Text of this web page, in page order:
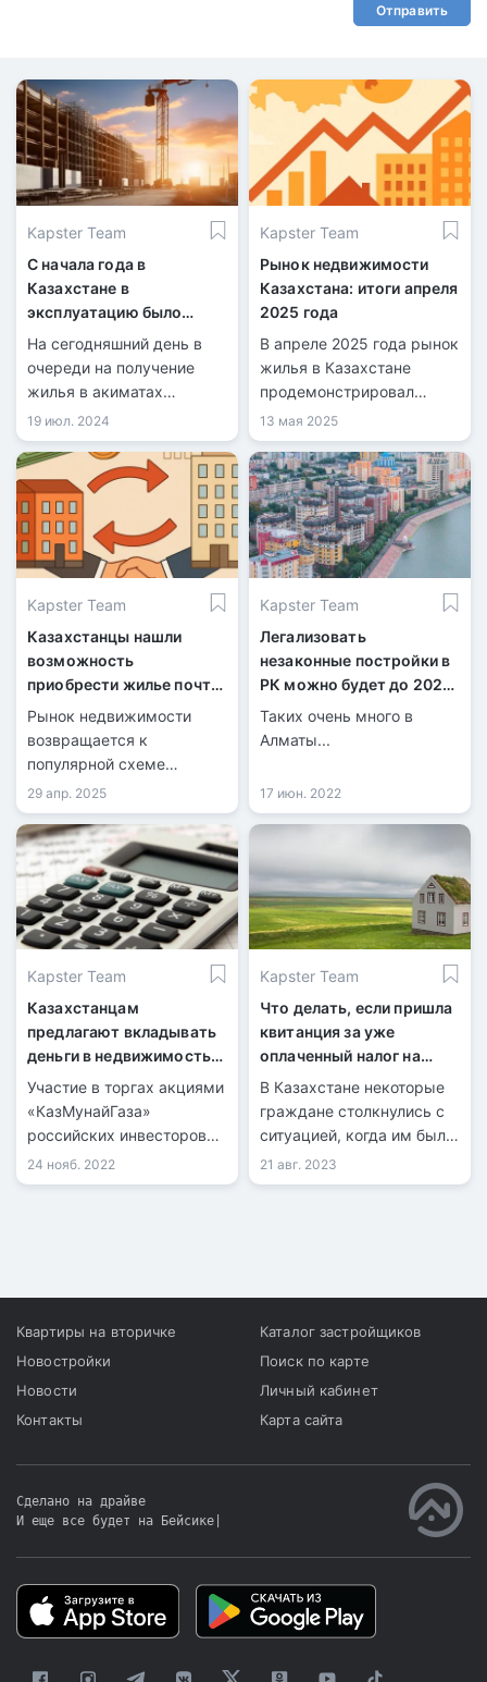
Отправить
Kapster Team
С начала года в
Казахстане в
эксплуатацию было
сдано 7,4 млн
На сегодняшний день в
очереди на получение
жилья в акиматах
зарегистрировано более
650 тысяч человек.
19 июл. 2024
Kapster Team
Рынок недвижимости
Казахстана: итоги апреля
2025 года
В апреле 2025 года рынок
жилья в Казахстане
продемонстрировал
ускорение ценовой
динамики по сравнению с
мартом. Согласно данным
Бюро национальной
статистики, рост отмечен
сразу во всех сегментах:
на первичном и
вторичном рынках, а
также в секторе аренды.
13 мая 2025
Kapster Team
Казахстанцы нашли
возможность
приобрести жилье почти
без затрат
Рынок недвижимости
возвращается к
популярной схеме
обмена.
29 апр. 2025
Kapster Team
Легализовать
незаконные постройки в
РК можно будет до 2027
года
Таких очень много в
Алматы...
17 июн. 2022
Kapster Team
Казахстанцам
предлагают вкладывать
деньги в недвижимость
по всему миру
Участие в торгах акциями
«КазМунайГаза»
российских инвесторов
только повысит спрос на
тенговую ликвидность в
24».
24 нояб. 2022
Kapster Team
Что делать, если пришла
квитанция за уже
оплаченный налог на
имущество?
В Казахстане некоторые
граждане столкнулись с
ситуацией, когда им были
выставлены счета на
оплату налога на
21 авг. 2023
Квартиры на вторичке
Новостройки
Новости
Контакты
Каталог застройщиков
Поиск по карте
Личный кабинет
Карта сайта
Сделано на драйве
И еще все будет на Бейсике